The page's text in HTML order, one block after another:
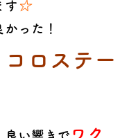
す ☆
った！
コロステー
良い響きで ワク